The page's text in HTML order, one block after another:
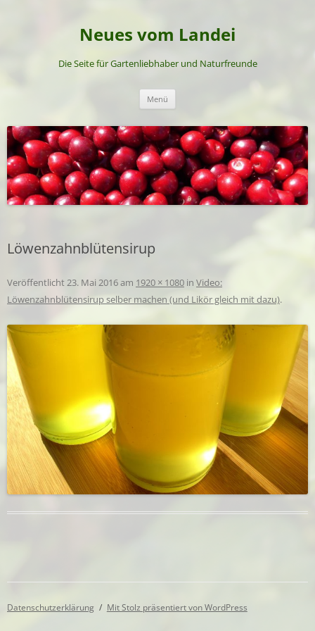
Neues vom Landei
Die Seite für Gartenliebhaber und Naturfreunde
Menü
Löwenzahnblütensirup
Veröffentlicht23. Mai 2016am 1920 × 1080 in Video:
Löwenzahnblütensirup selber machen (und Likör gleich mit dazu).
Datenschutzerklärung Mit Stolz präsentiert von WordPress